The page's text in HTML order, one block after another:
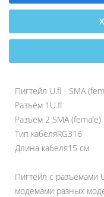
Пигтейл U.fl - SMA
Разъём 1 U.fl
Разъём 2 SMA (female)
Тип кабеляRG316
Длина кабеля15 см
Пигтейл с разъёмами
модемами разных